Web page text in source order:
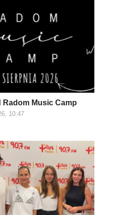
Radom Music Camp
10:47